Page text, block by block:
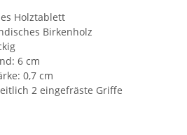
Holztablett
Birkenholz
6 cm
0,7 cm
2 eingefräste Griffe